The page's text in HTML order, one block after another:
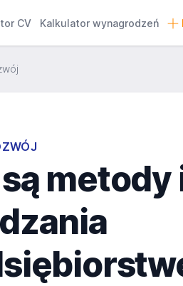
CV Kalkulator wynagrodzeń